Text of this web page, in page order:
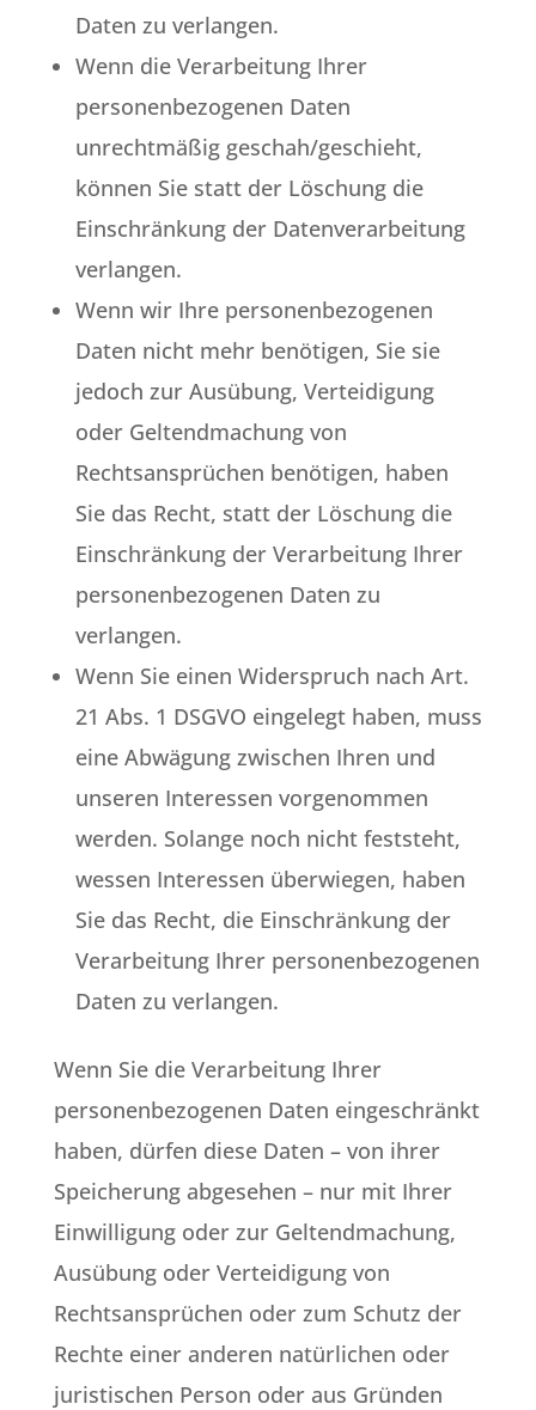
Daten zu verlangen.
Wenn die Verarbeitung Ihrer
personenbezogenen Daten
unrechtmäßig geschah/geschieht,
können Sie statt der Löschung die
Einschränkung der Datenverarbeitung
verlangen.
Wenn wir Ihre personenbezogenen
Daten nicht mehr benötigen, Sie sie
jedoch zur Ausübung, Verteidigung
oder Geltendmachung von
Rechtsansprüchen benötigen, haben
Sie das Recht, statt der Löschung die
Einschränkung der Verarbeitung Ihrer
personenbezogenen Daten zu
verlangen.
Wenn Sie einen Widerspruch nach Art.
21 Abs. 1 DSGVO eingelegt haben, muss
eine Abwägung zwischen Ihren und
unseren Interessen vorgenommen
werden. Solange noch nicht feststeht,
wessen Interessen überwiegen, haben
Sie das Recht, die Einschränkung der
Verarbeitung Ihrer personenbezogenen
Daten zu verlangen.
Wenn Sie die Verarbeitung Ihrer
personenbezogenen Daten eingeschränkt
haben, dürfen diese Daten – von ihrer
Speicherung abgesehen – nur mit Ihrer
Einwilligung oder zur Geltendmachung,
Ausübung oder Verteidigung von
Rechtsansprüchen oder zum Schutz der
Rechte einer anderen natürlichen oder
juristischen Person oder aus Gründen